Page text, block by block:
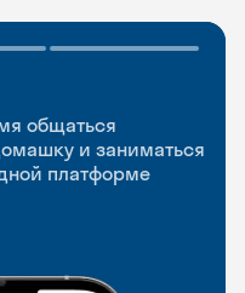
общаться
и заниматься
платформе
новые слова где
практики
преподавателями